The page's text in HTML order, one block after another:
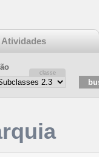
Atividades